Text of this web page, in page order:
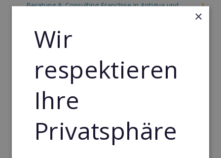
Beratung & Consulting Franchise in Antigua und
Event, Freizeit & Reisen Franchise in Antigua und
Barbuda
Einzelhandel Franchise in Antigua und Barbuda
Gebäude & Haustechnik Franchise in Antigua und
Barbuda
Handwerk Franchise in Antigua und Barbuda
Dienstleistungsfranchise in Antigua und Barbuda
Telekommunikation Franchise in Antigua und
×
Wir
respektieren
Ihre
Privatsphäre